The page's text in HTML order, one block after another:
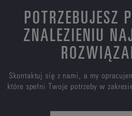
POTRZEBUJESZ
ZNALEZIENIU
Skontaktuj się z nami, a my
które spełni Twoje potrzeby w